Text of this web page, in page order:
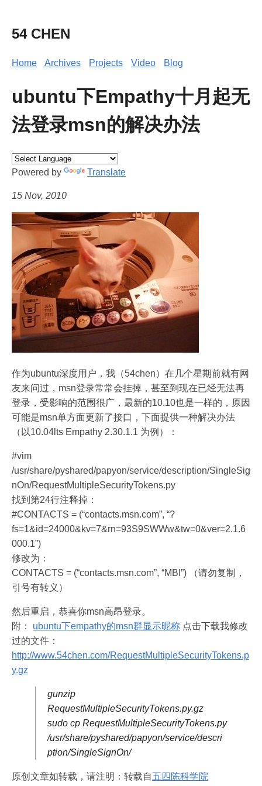
54 CHEN
Home Archives Projects Video Blog
ubuntu下Empathy十月起无
法登录msn的解决办法
Powered by Translate
15 Nov, 2010
作为ubuntu深度用户，我（54chen）在几个星期前就有网
友来问过，msn登录常常会挂掉，甚至到现在已经无法再
登录，受影响的范围很广，最新的10.10也是一样的，原因
可能是msn单方面更新了接口，下面提供一种解决办法
（以10.04lts Empathy 2.30.1.1 为例）：
#vim
/usr/share/pyshared/papyon/service/description/SingleSig
nOn/RequestMultipleSecurityTokens.py
找到第24行注释掉：
#CONTACTS = (“contacts.msn.com”, “?
fs=1&id=24000&kv=7&rn=93S9SWWw&tw=0&ver=2.1.6
000.1”)
修改为：
CONTACTS = (“contacts.msn.com”, “MBI”) （请勿复制，
引号有转义）
然后重启，恭喜你msn高昂登录。
附： ubuntu下empathy的msn群显示昵称 点击下载我修改
过的文件：
http://www.54chen.com/RequestMultipleSecurityTokens.p
y.gz
gunzip
RequestMultipleSecurityTokens.py.gz
sudo cp RequestMultipleSecurityTokens.py
/usr/share/pyshared/papyon/service/descri
ption/SingleSignOn/
原创文章如转载，请注明：转载自五四陈科学院